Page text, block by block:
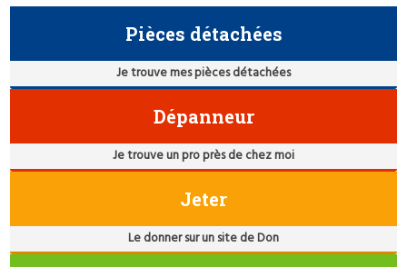
Pièces détachées
Je trouve mes pièces détachées
Dépanneur
Je trouve un pro près de chez moi
Jeter
Le donner sur un site de Don